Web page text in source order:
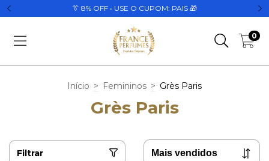
👔 8% OFF • USE O CUPOM: PAIS 🎁
0
Início > Femininos > Grès Paris
Grès Paris
Filtrar